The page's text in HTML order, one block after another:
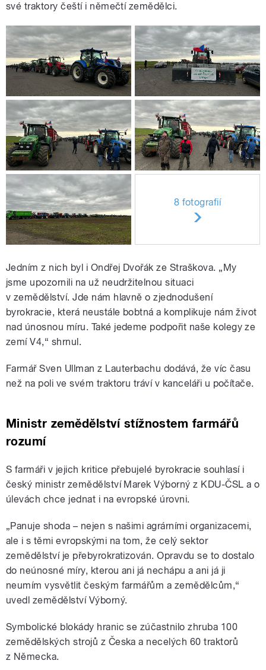
své traktory čeští i němečtí zemědělci.
8 fotografií
Jedním z nich byl i Ondřej Dvořák ze Straškova. „My
jsme upozornili na už neudržitelnou situaci
v zemědělství. Jde nám hlavně o zjednodušení
byrokracie, která neustále bobtná a komplikuje nám život
nad únosnou míru. Také jedeme podpořit naše kolegy ze
zemí V4,“ shrnul.
Farmář Sven Ullman z Lauterbachu dodává, že víc času
než na poli ve svém traktoru tráví v kanceláři u počítače.
Ministr zemědělství stížnostem farmářů
rozumí
S farmáři v jejich kritice přebujelé byrokracie souhlasí i
český ministr zemědělství Marek Výborný z KDU-ČSL a o
úlevách chce jednat i na evropské úrovni.
„Panuje shoda – nejen s našimi agrárními organizacemi,
ale i s těmi evropskými na tom, že celý sektor
zemědělství je přebyrokratizován. Opravdu se to dostalo
do neúnosné míry, kterou ani já nechápu a ani já ji
neumím vysvětlit českým farmářům a zemědělcům,“
uvedl zemědělství Výborný.
Symbolické blokády hranic se zúčastnilo zhruba 100
zemědělských strojů z Česka a necelých 60 traktorů
z Německa.